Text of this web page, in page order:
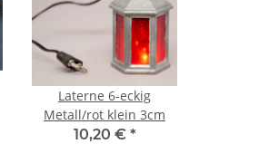
Laterne 6-eckig
Metall/rot klein 3cm
10,20 € *